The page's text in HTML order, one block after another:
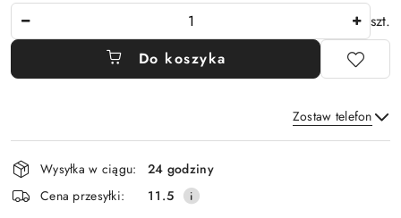
szt.
Do koszyka
Zostaw telefon
Wyślij
Dostępność
i
dostawa
Wysyłka w ciągu:
24 godziny
Cena przesyłki:
11.5